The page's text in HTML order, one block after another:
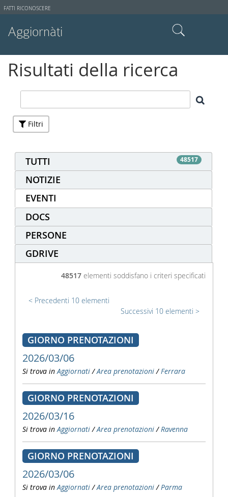
Strumenti
FATTI RICONOSCERE
Aggiornàti
Ricerca avanzata…
Risultati della ricerca
Filtri
TUTTI 48517
NOTIZIE
EVENTI
DOCS
PERSONE
GDRIVE
48517 elementi soddisfano i criteri specificati
Precedenti 10 elementi
Successivi 10 elementi
GIORNO PRENOTAZIONI
2026/03/06
Si trova in Aggiornati /Area prenotazioni /Ferrara
GIORNO PRENOTAZIONI
2026/03/16
Si trova in Aggiornati /Area prenotazioni /Ravenna
GIORNO PRENOTAZIONI
2026/03/06
Si trova in Aggiornati /Area prenotazioni /Parma